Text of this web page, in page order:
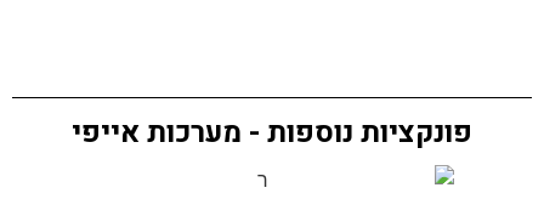
פונקציות נוספות - מערכות אייפי